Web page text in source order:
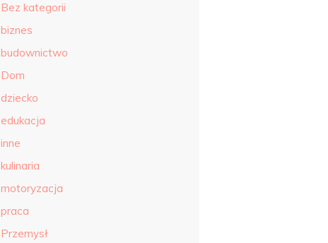
Bez kategorii
biznes
budownictwo
Dom
dziecko
edukacja
inne
kulinaria
motoryzacja
praca
Przemysł